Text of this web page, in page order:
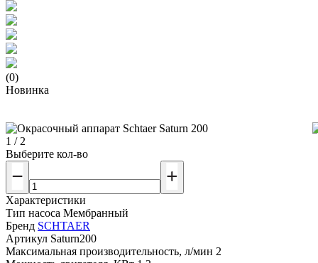
(0)
Новинка
1 / 2
Выберите кол-во
Характеристики
Тип насоса Мембранный
Бренд SCHTAER
Артикул Saturn200
Максимальная производительность, л/мин 2